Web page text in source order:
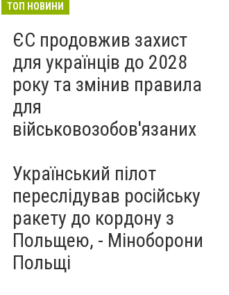
ТОП НОВИНИ
ЄС продовжив захист
для українців до 2028
року та змінив правила
для
військовозобов'язаних
Український пілот
переслідував російську
ракету до кордону з
Польщею, - Міноборони
Польщі